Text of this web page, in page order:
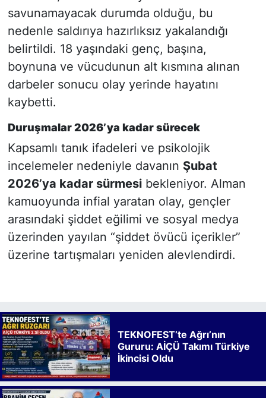
savunamayacak durumda olduğu, bu
nedenle saldırıya hazırlıksız yakalandığı
belirtildi. 18 yaşındaki genç, başına,
boynuna ve vücudunun alt kısmına alınan
darbeler sonucu olay yerinde hayatını
kaybetti.
Duruşmalar 2026’ya kadar sürecek
Kapsamlı tanık ifadeleri ve psikolojik
incelemeler nedeniyle davanın Şubat
2026’ya kadar sürmesibekleniyor. Alman
kamuoyunda infial yaratan olay, gençler
arasındaki şiddet eğilimi ve sosyal medya
üzerinden yayılan “şiddet övücü içerikler”
üzerine tartışmaları yeniden alevlendirdi.
TEKNOFEST’te Ağrı’nın
Gururu: AİÇÜ Takımı Türkiye
İkincisi Oldu